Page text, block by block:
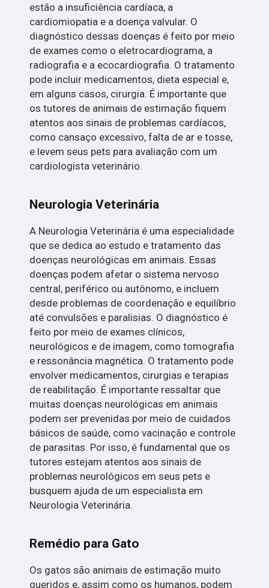
estão a insuficiência cardíaca, a
cardiomiopatia e a doença valvular. O
diagnóstico dessas doenças é feito por meio
de exames como o eletrocardiograma, a
radiografia e a ecocardiografia. O tratamento
pode incluir medicamentos, dieta especial e,
em alguns casos, cirurgia. É importante que
os tutores de animais de estimação fiquem
atentos aos sinais de problemas cardíacos,
como cansaço excessivo, falta de ar e tosse,
e levem seus pets para avaliação com um
cardiologista veterinário.
Neurologia Veterinária
A Neurologia Veterinária é uma especialidade
que se dedica ao estudo e tratamento das
doenças neurológicas em animais. Essas
doenças podem afetar o sistema nervoso
central, periférico ou autônomo, e incluem
desde problemas de coordenação e equilíbrio
até convulsões e paralisias. O diagnóstico é
feito por meio de exames clínicos,
neurológicos e de imagem, como tomografia
e ressonância magnética. O tratamento pode
envolver medicamentos, cirurgias e terapias
de reabilitação. É importante ressaltar que
muitas doenças neurológicas em animais
podem ser prevenidas por meio de cuidados
básicos de saúde, como vacinação e controle
de parasitas. Por isso, é fundamental que os
tutores estejam atentos aos sinais de
problemas neurológicos em seus pets e
busquem ajuda de um especialista em
Neurologia Veterinária.
Remédio para Gato
Os gatos são animais de estimação muito
queridos e, assim como os humanos, podem